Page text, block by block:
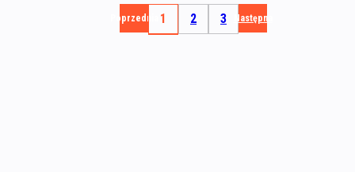
Poprzednia 1 2 3 Następna